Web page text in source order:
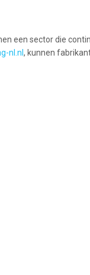
een sector die
nl.nl , kunnen